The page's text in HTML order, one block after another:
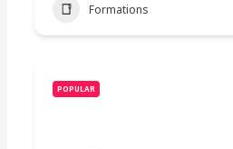
Formations
POPULAR